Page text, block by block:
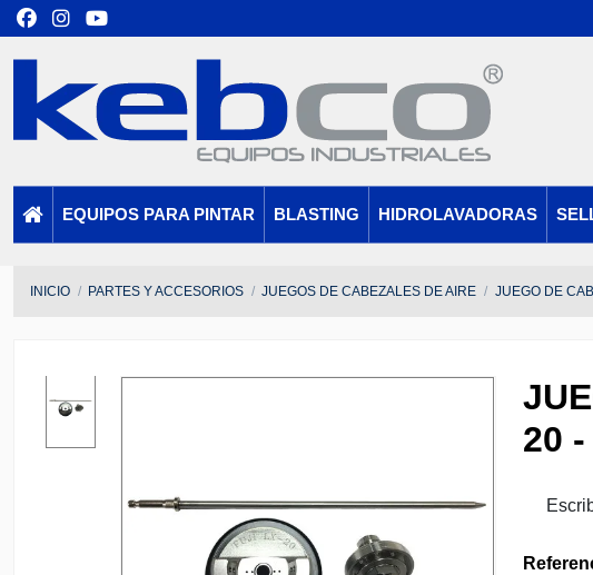
EQUIPOS PARA PINTAR BLASTING HIDROLAVADORAS
INICIO PARTES Y ACCESORIOS JUEGOS DE CABEZALES DE AIRE JUEGO DE
20